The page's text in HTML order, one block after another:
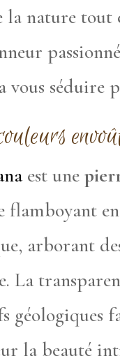
la nature
séduire
est une
flamboyant
arborant
La
géologiques
la beauté